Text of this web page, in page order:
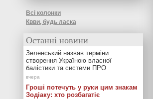
Всі колонки
Квви, будь ласка
Останні новини
Зеленський назвав терміни
створення Україною власної
балістики та системи ПРО
Гроші потечуть у руки цим знакам
Зодіаку: хто розбагатіє